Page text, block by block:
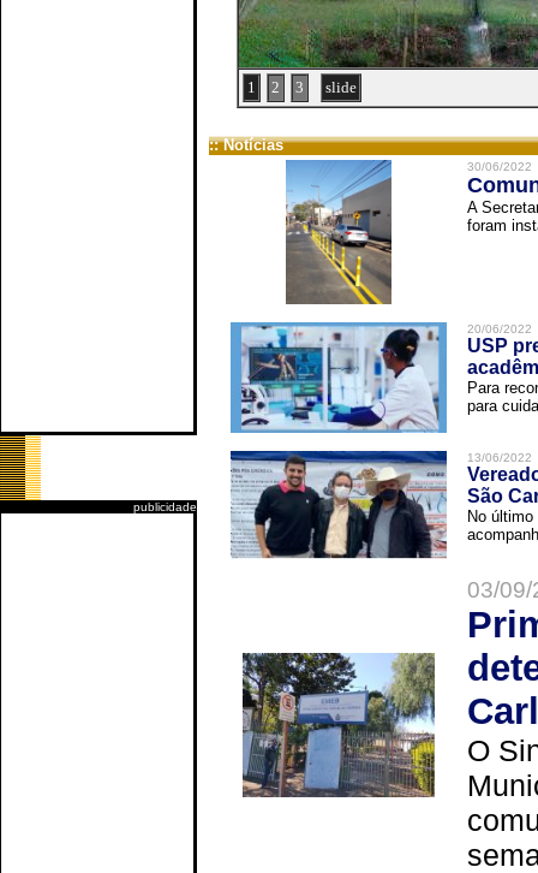
publicidade
1 2 3 slide
:: Notícias
30/06/2022
A
foram
20/06/2022
USP
Para
para
13/06/2022
São
No
03/
O